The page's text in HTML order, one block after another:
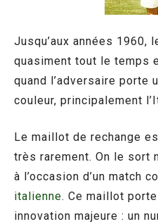
Jusqu’aux années 1960,
quasiment tout le temps
quand l’adversaire porte
couleur, principalement
Le maillot de rechange
très rarement. On le sort
à l’occasion d’un match
italienne. Ce maillot
innovation majeure : un